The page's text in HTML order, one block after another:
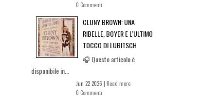
0 Commenti
CLUNY BROWN: UNA
RIBELLE, BOYER E L’ULTIMO
TOCCO DI LUBITSCH
🎧 Questo articolo è
disponibile in...
Jun 22 2026 | Read more
0 Commenti